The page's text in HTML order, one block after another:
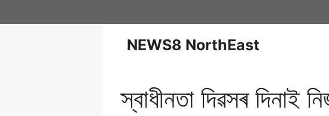
NEWS8 NorthEast
স্বাধীনতা দিৱসৰ দিনাই